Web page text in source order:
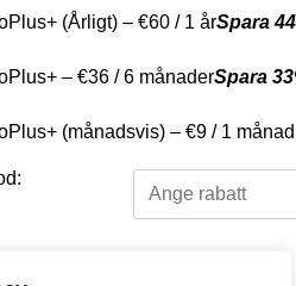
(Årligt) – €60 / 1 årSpara
– €36 /6 månaderSpara
(månadsvis) – €9 / 1 månad
betalningsmetod